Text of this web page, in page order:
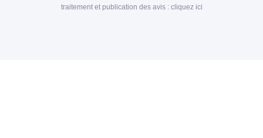
traitement et publication des avis : cliquez ici